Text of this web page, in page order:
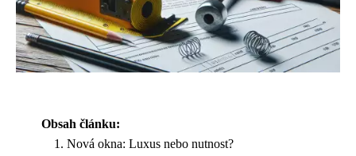
Obsah článku:
Nová okna: Luxus nebo nutnost?